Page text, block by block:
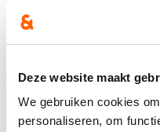
Deze website maakt
We gebruiken cookies
personaliseren, om
Het RUP Hof ter Weze
het bedrijventerrein Hof ter
en de Grote Ring. Het terrein
en dienstverlenende
een duurzame verbinding
bosgebied.